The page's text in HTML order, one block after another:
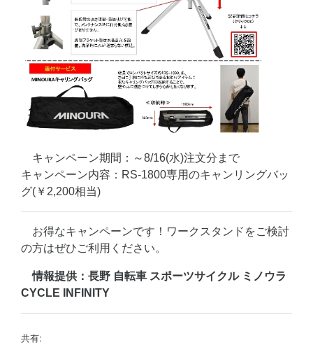
キャンペーン期間：～8/16(水)注文分まで
キャンペーン内容：RS-1800専用のキャンリングバッ
グ(￥2,200相当)
お得なキャンペーンです！ワークスタンドをご検討
の方はぜひご利用ください。
情報提供：長野 自転車 スポーツサイクル ミノウラ
CYCLE INFINITY
共有: